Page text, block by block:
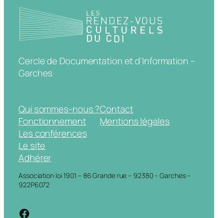
Cercle de Documentation et d'Information –
Garches
Qui sommes-nous ?
Fonctionnement
Les conférences
Le site
Adhérer
Contact
Mentions légales
Association loi 1901 – 86 Grande rue – 92380 – Garches –
922P6072
https://www.facebook.com/